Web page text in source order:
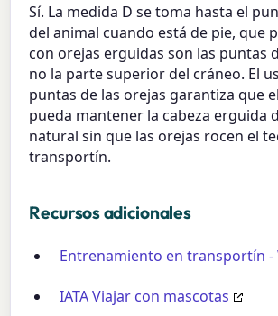
Sí. La medida D se toma hasta el
del animal cuando está de pie, que
con orejas erguidas son las puntas
no la parte superior del cráneo. El
puntas de las orejas garantiza que
pueda mantener la cabeza erguida
natural sin que las orejas rocen el
transportín.
Recursos adicionales
Entrenamiento en transportín -
IATA Viajar con mascotas